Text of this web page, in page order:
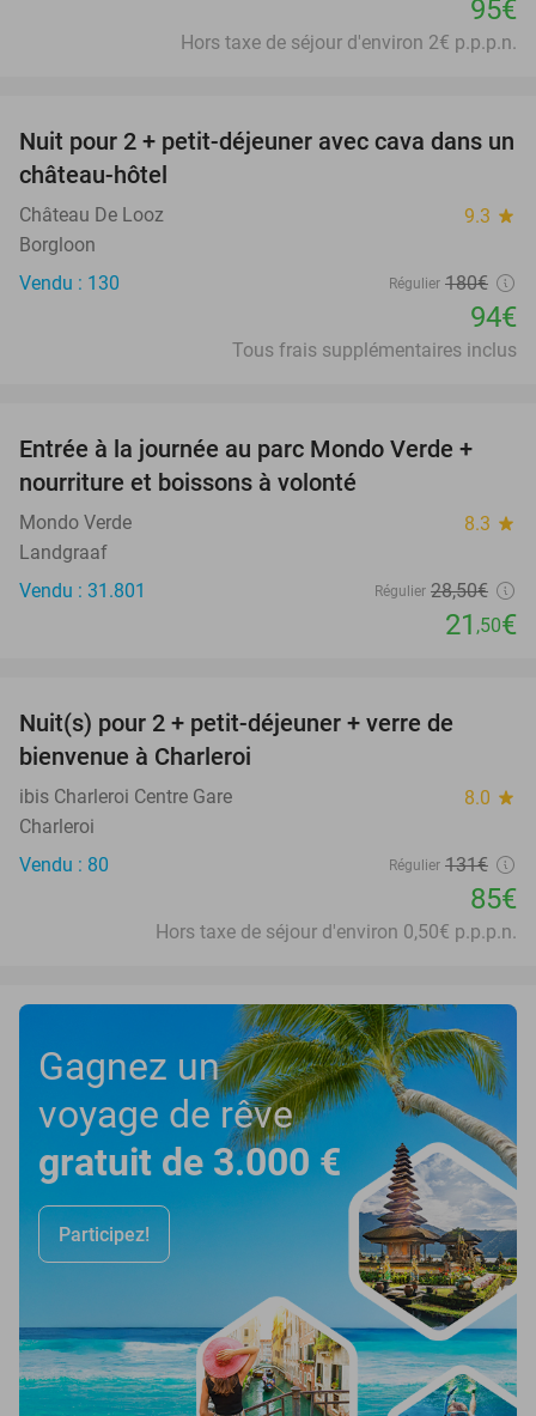
95€
Hors taxe de séjour d'environ 2€ p.p.p.n.
48%
Nuit pour 2 + petit-déjeuner avec cava dans un
château-hôtel
Château De Looz 9.3 star
Borgloon
Vendu : 130
Régulier 180€
94€
Tous frais supplémentaires inclus
25%
Entrée à la journée au parc Mondo Verde +
nourriture et boissons à volonté
Mondo Verde 8.3 star
Landgraaf
Vendu : 31.801
Régulier 28,50€
21 ,50€
Nuit(s) pour 2 + petit-déjeuner + verre de
bienvenue à Charleroi
ibis Charleroi Centre Gare 8.0 star
Charleroi
Vendu : 80
Régulier 131€
85€
Hors taxe de séjour d'environ 0,50€ p.p.p.n.
Gagnez un
voyage de rêve
gratuit de 3.000 €
Participez!